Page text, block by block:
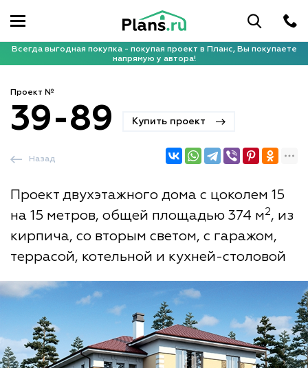
Всегда выгодная покупка - покупая проект в Планс, Вы покупаете
напрямую у автора!
Проект №
39-89 Купить проект
Проект двухэтажного дома с цоколем 15
на 15 метров, общей площадью 374 м2, из
кирпича, со вторым светом, с гаражом,
террасой, котельной и кухней-столовой
Назад